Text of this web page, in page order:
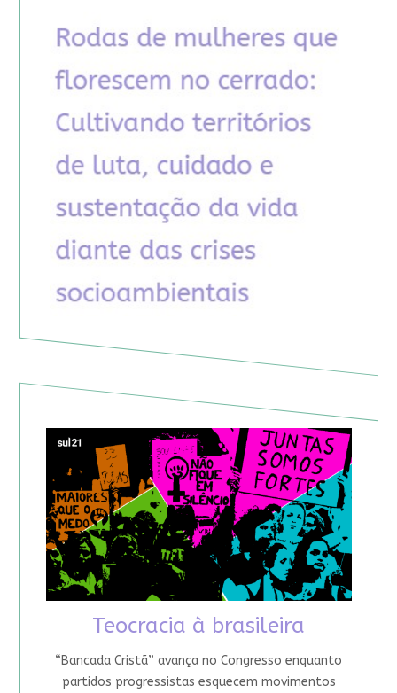
Teocracia à brasileira
“Bancada Cristã” avança no Congresso enquanto
partidos progressistas esquecem movimentos